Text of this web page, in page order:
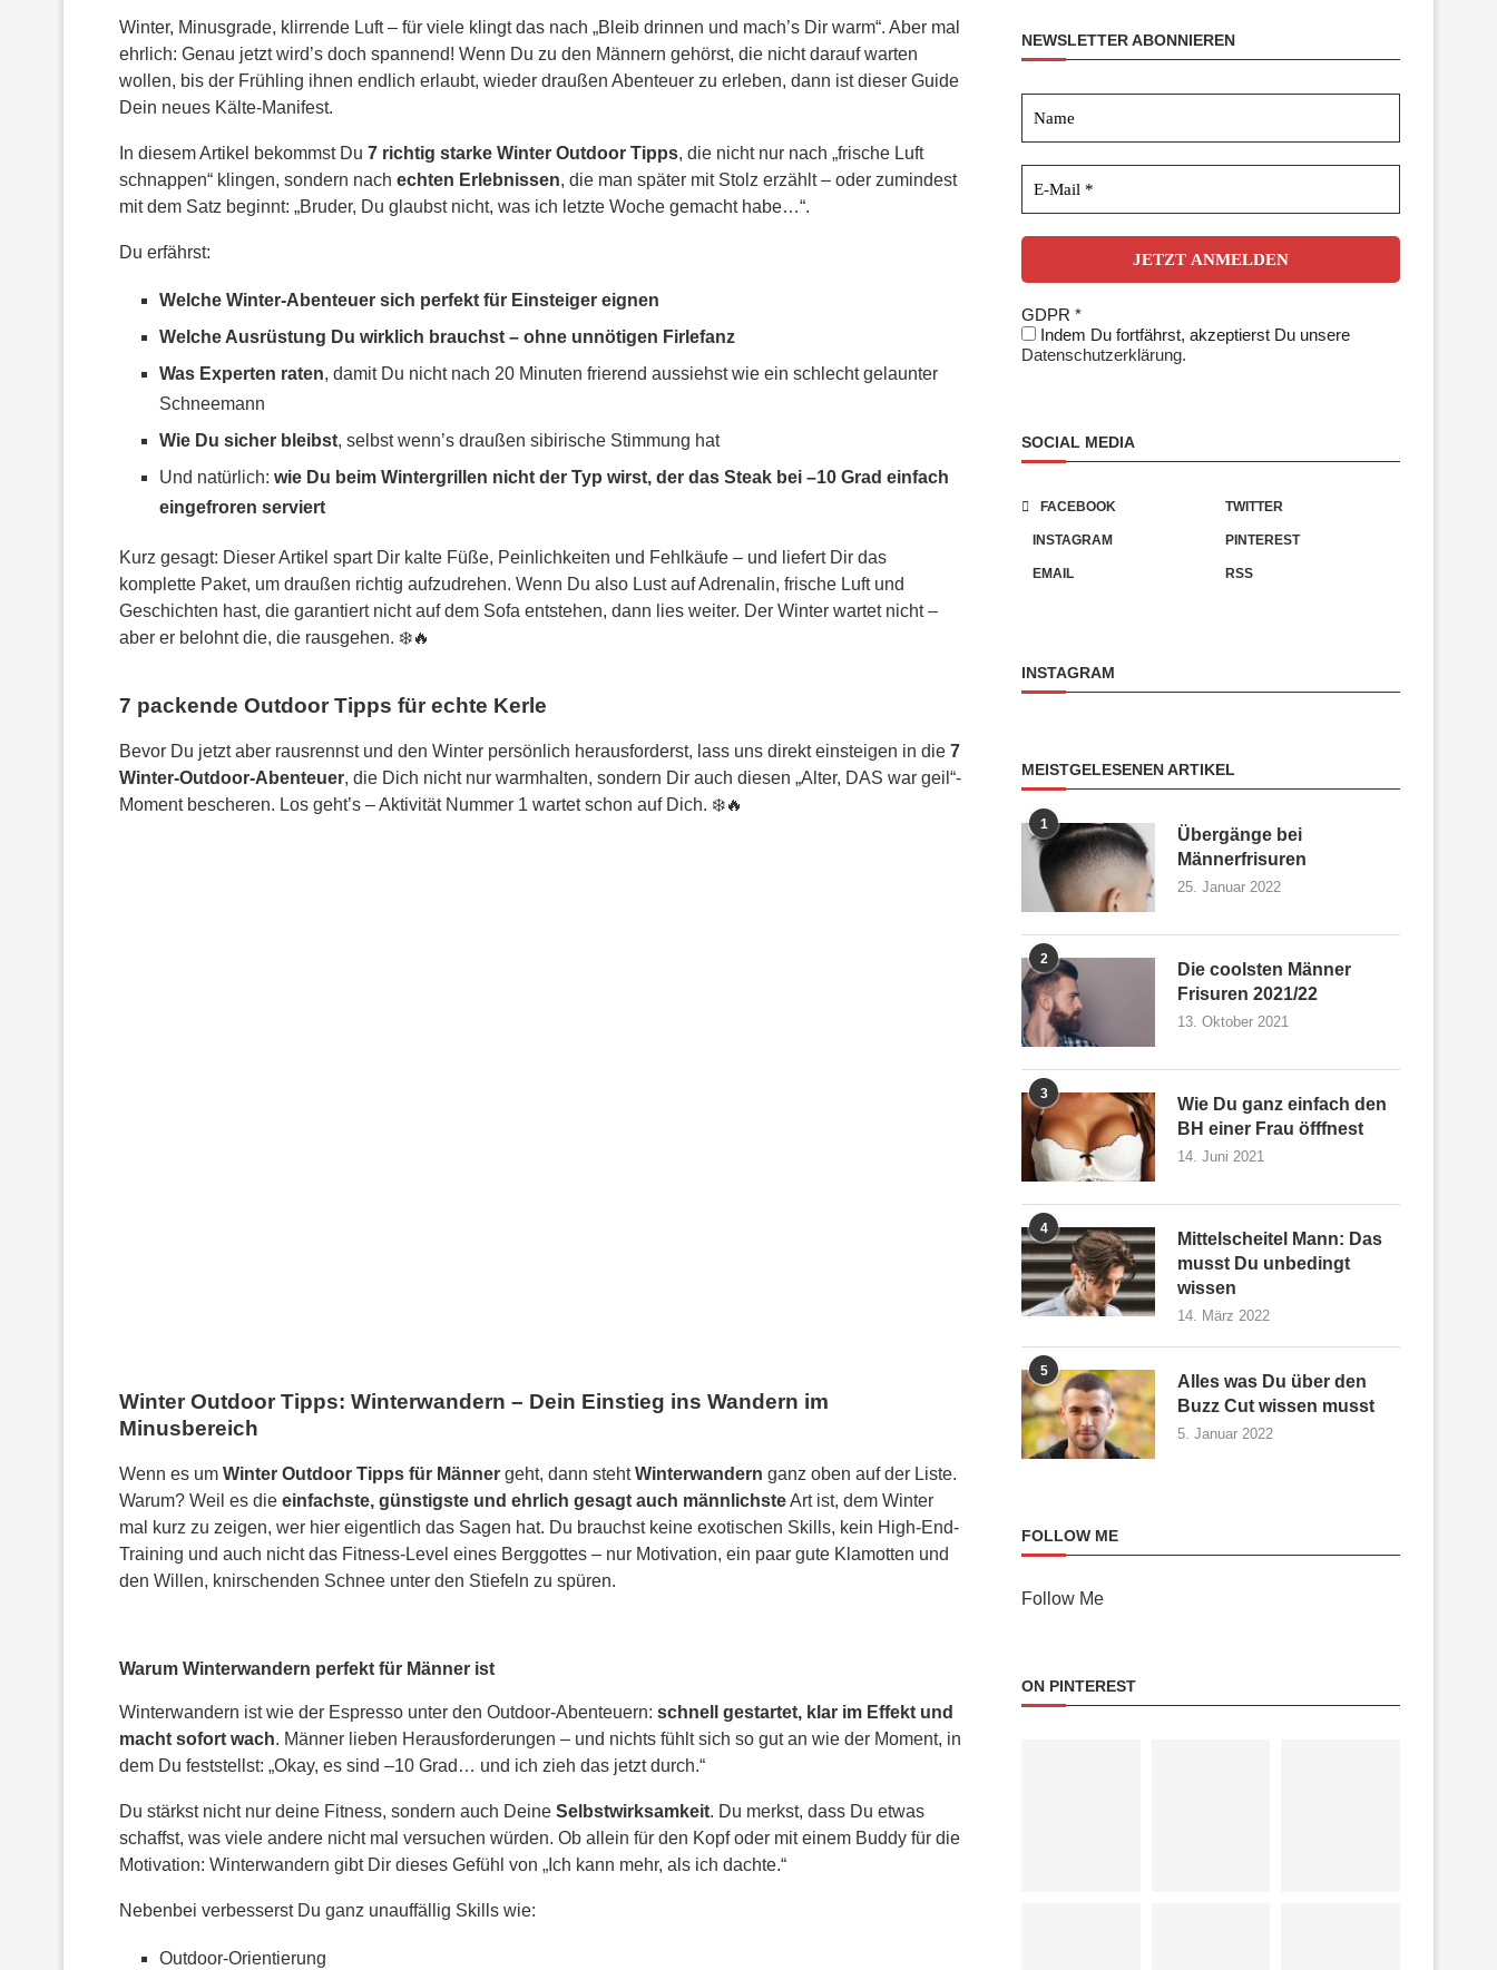
Winter, Minusgrade, klirrende Luft – für viele klingt das nach „Bleib drinnen und mach’s Dir warm“. Aber mal
ehrlich: Genau jetzt wird’s doch spannend! Wenn Du zu den Männern gehörst, die nicht darauf warten
wollen, bis der Frühling ihnen endlich erlaubt, wieder draußen Abenteuer zu erleben, dann ist dieser Guide
Dein neues Kälte-Manifest.
In diesem Artikel bekommst Du 7 richtig starke Winter Outdoor Tipps, die nicht nur nach „frische Luft
schnappen“ klingen, sondern nach echten Erlebnissen, die man später mit Stolz erzählt – oder zumindest
mit dem Satz beginnt: „Bruder, Du glaubst nicht, was ich letzte Woche gemacht habe…“.
Du erfährst:
Welche Winter-Abenteuer sich perfekt für Einsteiger eignen
Welche Ausrüstung Du wirklich brauchst – ohne unnötigen Firlefanz
Was Experten raten, damit Du nicht nach 20 Minuten frierend aussiehst wie ein schlecht gelaunter
Schneemann
Wie Du sicher bleibst, selbst wenn’s draußen sibirische Stimmung hat
Und natürlich: wie Du beim Wintergrillen nicht der Typ wirst, der das Steak bei –10 Grad einfach
eingefroren serviert
Kurz gesagt: Dieser Artikel spart Dir kalte Füße, Peinlichkeiten und Fehlkäufe – und liefert Dir das
komplette Paket, um draußen richtig aufzudrehen. Wenn Du also Lust auf Adrenalin, frische Luft und
Geschichten hast, die garantiert nicht auf dem Sofa entstehen, dann lies weiter. Der Winter wartet nicht –
aber er belohnt die, die rausgehen. ❄️🔥
7 packende Outdoor Tipps für echte Kerle
Bevor Du jetzt aber rausrennst und den Winter persönlich herausforderst, lass uns direkt einsteigen in die 7
Winter-Outdoor-Abenteuer, die Dich nicht nur warmhalten, sondern Dir auch diesen „Alter, DAS war geil“-
Moment bescheren. Los geht’s – Aktivität Nummer 1 wartet schon auf Dich. ❄️🔥
Winter Outdoor Tipps: Winterwandern – Dein Einstieg ins Wandern im
Minusbereich
Wenn es um Winter Outdoor Tipps für Männer geht, dann stehtWinterwandern ganz oben auf der Liste.
Warum? Weil es die einfachste, günstigste und ehrlich gesagt auch männlichsteArt ist, dem Winter
mal kurz zu zeigen, wer hier eigentlich das Sagen hat. Du brauchst keine exotischen Skills, kein High-End-
Training und auch nicht das Fitness-Level eines Berggottes – nur Motivation, ein paar gute Klamotten und
den Willen, knirschenden Schnee unter den Stiefeln zu spüren.
Warum Winterwandern perfekt für Männer ist
Winterwandern ist wie der Espresso unter den Outdoor-Abenteuern: schnell gestartet, klar im Effekt und
macht sofort wach. Männer lieben Herausforderungen – und nichts fühlt sich so gut an wie der Moment, in
dem Du feststellst: „Okay, es sind –10 Grad… und ich zieh das jetzt durch.“
Du stärkst nicht nur deine Fitness, sondern auch Deine Selbstwirksamkeit. Du merkst, dass Du etwas
schaffst, was viele andere nicht mal versuchen würden. Ob allein für den Kopf oder mit einem Buddy für die
Motivation: Winterwandern gibt Dir dieses Gefühl von „Ich kann mehr, als ich dachte.“
Nebenbei verbesserst Du ganz unauffällig Skills wie:
Outdoor-Orientierung
NEWSLETTER ABONNIEREN
GDPR *
Indem Du fortfährst, akzeptierst Du unsere
Datenschutzerklärung.
SOCIAL MEDIA
FACEBOOK TWITTER
INSTAGRAM PINTEREST
EMAIL RSS
INSTAGRAM
MEISTGELESENEN ARTIKEL
1
Übergänge bei
Männerfrisuren
25. Januar 2022
2
Die coolsten Männer
Frisuren 2021/22
13. Oktober 2021
3
Wie Du ganz einfach den
BH einer Frau öfffnest
14. Juni 2021
4
Mittelscheitel Mann: Das
musst Du unbedingt
wissen
14. März 2022
5
Alles was Du über den
Buzz Cut wissen musst
5. Januar 2022
FOLLOW ME
Follow Me
ON PINTEREST